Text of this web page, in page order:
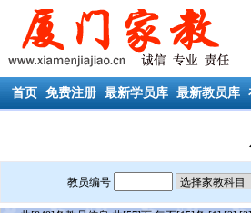
首页 免费注册 最新学员库 最新教员库
教员编号